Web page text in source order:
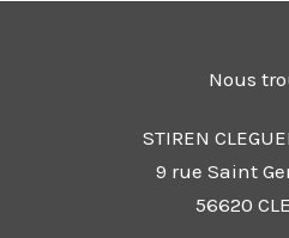
Nous
STIREN
9 rue Saint
56620